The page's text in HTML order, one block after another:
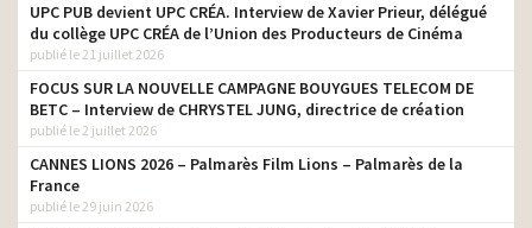
UPC PUB devient UPC CRÉA. Interview de Xavier Prieur, délégué
du collège UPC CRÉA de l’Union des Producteurs de Cinéma
publié le 21 juillet 2026
FOCUS SUR LA NOUVELLE CAMPAGNE BOUYGUES TELECOM DE
BETC – Interview de CHRYSTEL JUNG, directrice de création
publié le 2 juillet 2026
CANNES LIONS 2026 – Palmarès Film Lions – Palmarès de la
France
publié le 29 juin 2026